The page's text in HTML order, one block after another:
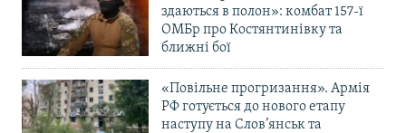
здаються в полон»: комбат 157-ї
ОМБр про Костянтинівку та
ближні бої
«Повільне прогризання». Армія
РФ готується до нового етапу
наступу на Слов’янськ та